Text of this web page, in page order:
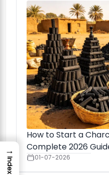
How to Start a
Complete 2026
01-07-2026
→
Index